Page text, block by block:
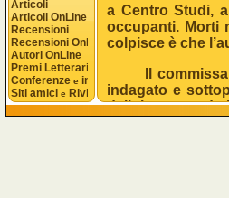
a Centro Studi,
occupanti. Morti
colpisce è che
Il
indagato e
delitti… secondo
Articoli
Articoli OnLine
Recensioni
Recensioni OnLine
Autori OnLine
Premi Letterari
Conferenze e interviste
Siti amici e Riviste